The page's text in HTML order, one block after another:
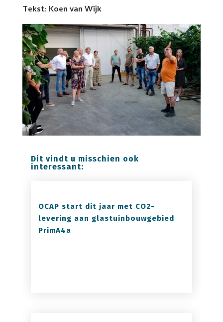
Tekst: Koen van Wijk
Dit vindt u misschien ook
interessant:
OCAP start dit jaar met CO2-
levering aan glastuinbouwgebied
PrimA4a